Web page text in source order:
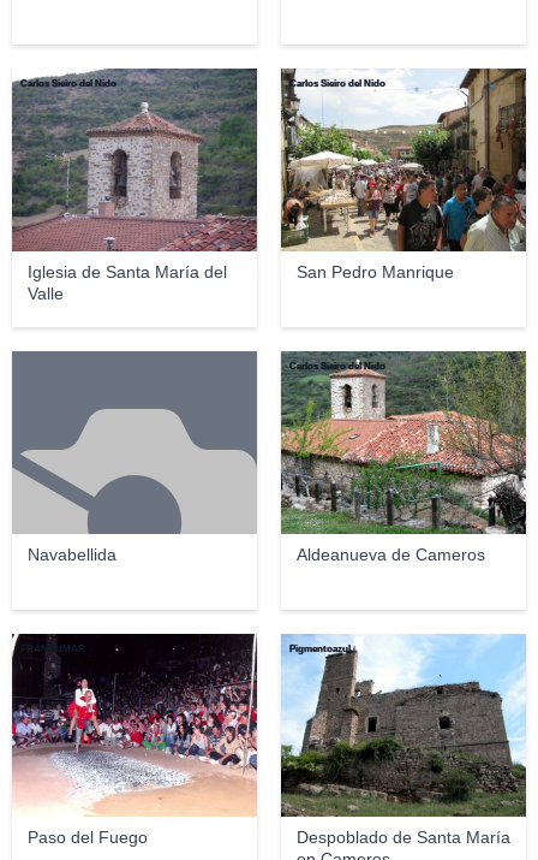
Iglesia de Santa María del
Valle
Carlos Sieiro del Nido
San Pedro Manrique
Carlos Sieiro del Nido
Navabellida Aldeanueva de Cameros
Carlos Sieiro del Nido
Paso del Fuego
FRANRUMAR
Despoblado de Santa María
Pigmentoazul